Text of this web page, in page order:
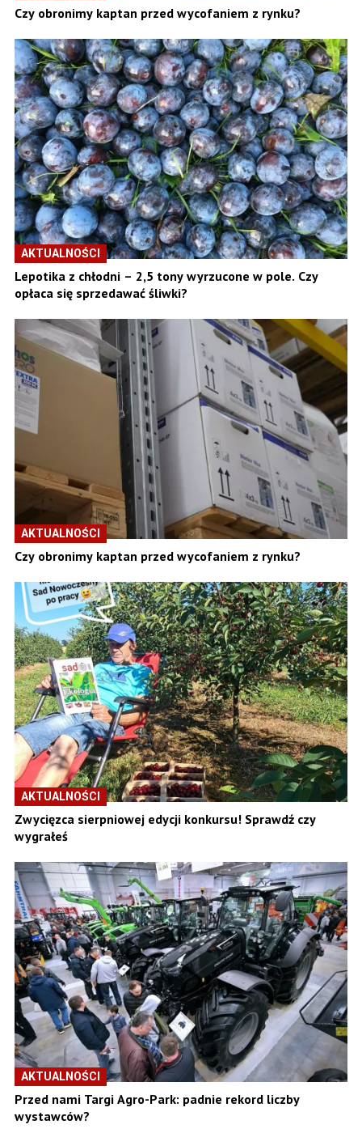
Czy obronimy kaptan przed wycofaniem z rynku?
AKTUALNOŚCI
Lepotika z chłodni – 2,5 tony wyrzucone w pole. Czy
opłaca się sprzedawać śliwki?
AKTUALNOŚCI
Czy obronimy kaptan przed wycofaniem z rynku?
AKTUALNOŚCI
Zwycięzca sierpniowej edycji konkursu! Sprawdź czy
wygrałeś
AKTUALNOŚCI
Przed nami Targi Agro-Park: padnie rekord liczby
wystawców?